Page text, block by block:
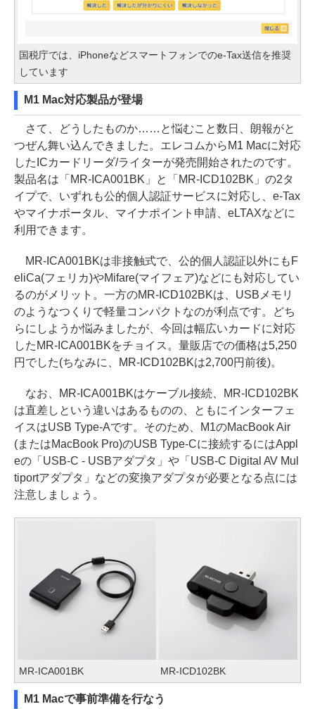
国税庁では、iPhoneなどスマートフォンでのe-Tax送信を推奨
しています
M1 Mac対応製品が登場
さて、どうしたものか……と悩むこと数日、朗報がと
つぜん舞い込んできました。エレコムからM1 Macに対応
したICカードリーダ/ライターが発売開始されたのです。
製品名は「MR-ICA001BK」と「MR-ICD102BK」の2タ
イプで、いずれも公的個人認証サービスに対応し、e-Tax
やマイナポータル、マイナポイント申請、eLTAXなどに
利用できます。
MR-ICA001BKは非接触式で、公的個人認証以外にもF
eliCa(フェリカ)やMifare(マイフェア)などにも対応してい
るのがメリット。一方のMR-ICD102BKは、USBメモリ
のようなつくりで軽量コンパクトなのが利点です。どち
らにしようか悩みましたが、今回は幅広いカードに対応
したMR-ICA001BKをチョイス。量販店での価格は5,250
円でした(ちなみに、MR-ICD102BKは2,700円前後)。
なお、MR-ICA001BKはケーブル接続、MR-ICD102BK
は直差しという違いはあるものの、ともにインターフェ
イスはUSB Type-Aです。そのため、M1のMacBook Air
(またはMacBook Pro)のUSB Type-Cに接続するにはAppl
eの「USB-C - USBアダプタ」や「USB-C Digital AV Mul
tiportアダプタ」などの変換アダプタが必要となる点には
注意しましょう。
MR-ICA001BK MR-ICD102BK
M1 Macで事前準備を行なう